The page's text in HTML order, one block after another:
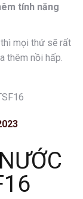
tính năng
mọi thứ sẽ rất
thêm nồi hấp.